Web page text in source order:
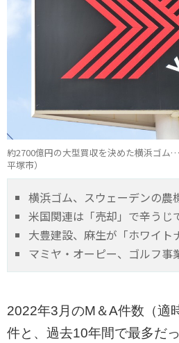
約2700億円の大型買収を決めた横浜ゴム
平塚市）
横浜ゴム、スウェーデンの農
米国関連は「売却」で辛うじ
大豊建設、麻生が「ホワイト
マミヤ・オーピー、ゴルフ事
2022年3月のM＆A件数（適
件と、過去10年間で最多だ